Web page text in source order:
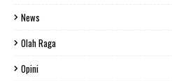
News
Olah Raga
Opini